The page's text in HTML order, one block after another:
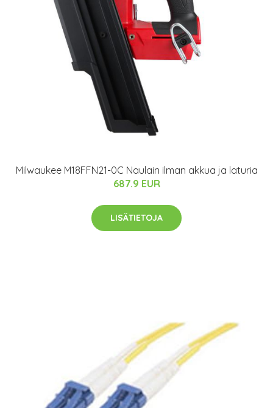
Milwaukee M18FFN21-0C Naulain ilman akkua ja laturia
687.9 EUR
LISÄTIETOJA